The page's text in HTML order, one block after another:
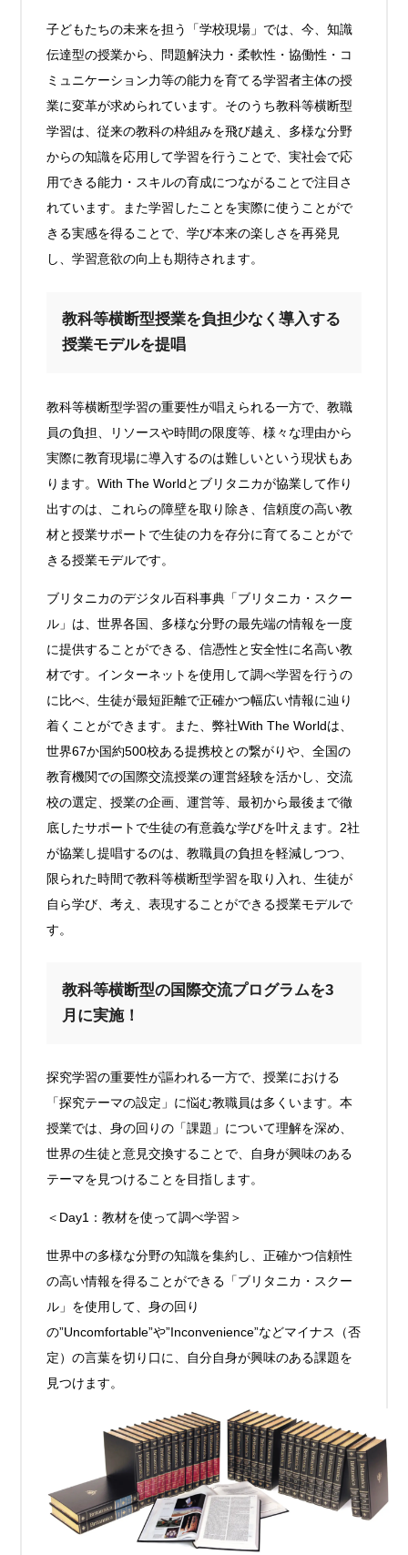
子どもたちの未来を担う「学校現場」では、今、知識
伝達型の授業から、問題解決力・柔軟性・協働性・コ
ミュニケーション力等の能力を育てる学習者主体の授
業に変革が求められています。そのうち教科等横断型
学習は、従来の教科の枠組みを飛び越え、多様な分野
からの知識を応用して学習を行うことで、実社会で応
用できる能力・スキルの育成につながることで注目さ
れています。また学習したことを実際に使うことがで
きる実感を得ることで、学び本来の楽しさを再発見
し、学習意欲の向上も期待されます。
教科等横断型授業を負担少なく導入する
授業モデルを提唱
教科等横断型学習の重要性が唱えられる一方で、教職
員の負担、リソースや時間の限度等、様々な理由から
実際に教育現場に導入するのは難しいという現状もあ
ります。With The Worldとブリタニカが協業して作り
出すのは、これらの障壁を取り除き、信頼度の高い教
材と授業サポートで生徒の力を存分に育てることがで
きる授業モデルです。
ブリタニカのデジタル百科事典「ブリタニカ・スクー
ル」は、世界各国、多様な分野の最先端の情報を一度
に提供することができる、信憑性と安全性に名高い教
材です。インターネットを使用して調べ学習を行うの
に比べ、生徒が最短距離で正確かつ幅広い情報に辿り
着くことができます。また、弊社With The Worldは、
世界67か国約500校ある提携校との繋がりや、全国の
教育機関での国際交流授業の運営経験を活かし、交流
校の選定、授業の企画、運営等、最初から最後まで徹
底したサポートで生徒の有意義な学びを叶えます。2社
が協業し提唱するのは、教職員の負担を軽減しつつ、
限られた時間で教科等横断型学習を取り入れ、生徒が
自ら学び、考え、表現することができる授業モデルで
す。
教科等横断型の国際交流プログラムを3
月に実施！
探究学習の重要性が謳われる一方で、授業における
「探究テーマの設定」に悩む教職員は多くいます。本
授業では、身の回りの「課題」について理解を深め、
世界の生徒と意見交換することで、自身が興味のある
テーマを見つけることを目指します。
＜Day1：教材を使って調べ学習＞
世界中の多様な分野の知識を集約し、正確かつ信頼性
の高い情報を得ることができる「ブリタニカ・スクー
ル」を使用して、身の回り
の”Uncomfortable”や”Inconvenience”などマイナス（否
定）の言葉を切り口に、自分自身が興味のある課題を
見つけます。